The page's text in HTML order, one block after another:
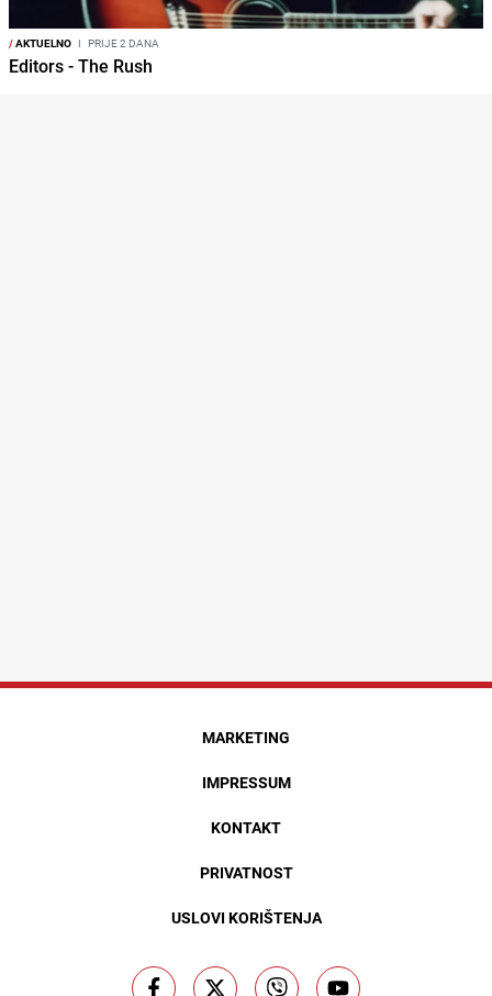
/AKTUELNO I PRIJE 2 DANA
Editors - The Rush
MARKETING
IMPRESSUM
KONTAKT
PRIVATNOST
USLOVI KORIŠTENJA